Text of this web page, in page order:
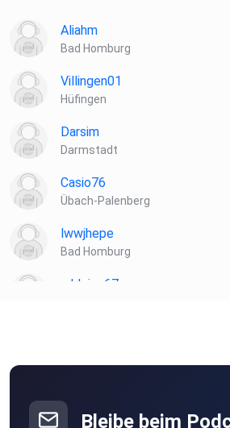
Aliahm
Bad Homburg
Villingen01
Hüfingen
Darsim
Darmstadt
Casio76
Übach-Palenberg
lwwjhepe
Bad Homburg
mkleine67
Bleibe beim